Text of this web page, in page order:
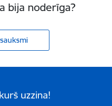
bija noderīga?
uzzina!